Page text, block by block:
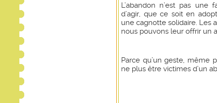
L’abandon n’est pas
d’agir, que ce soit en
une cagnotte solidaire. Les
nous pouvons leur offrir un
Parce qu’un geste, même
ne plus être victimes d’un